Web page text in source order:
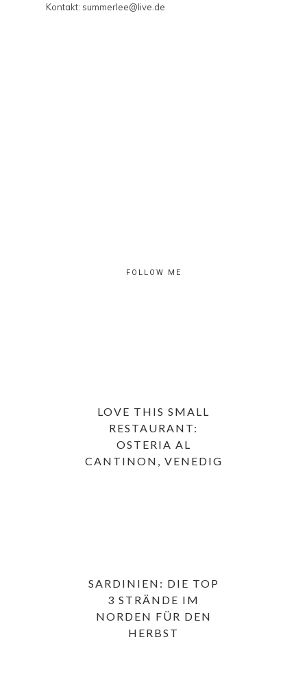
Kontakt: summerlee@live.de
FOLLOW ME
LOVE THIS SMALL
RESTAURANT:
OSTERIA AL
CANTINON, VENEDIG
SARDINIEN: DIE TOP
3 STRÄNDE IM
NORDEN FÜR DEN
HERBST